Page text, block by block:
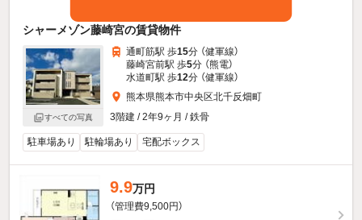
シャーメゾン藤崎宮の賃貸物件
すべての写真
通町筋駅 歩15分 （健軍線）
藤崎宮前駅 歩5分 （熊電）
水道町駅 歩12分 （健軍線）
熊本県熊本市中央区北千反畑町
3階建 / 2年9ヶ月 / 鉄骨
駐車場あり 駐輪場あり 宅配ボックス
9.9万円
（管理費9,500円）